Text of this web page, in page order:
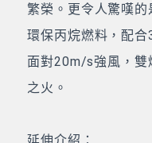
繁榮。更令人驚嘆
環保丙烷燃料，配
面對20m/s強風，雙
之火。